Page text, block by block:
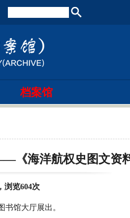
档案馆
《海洋航权史图文资
浏览604次
馆大厅展出。